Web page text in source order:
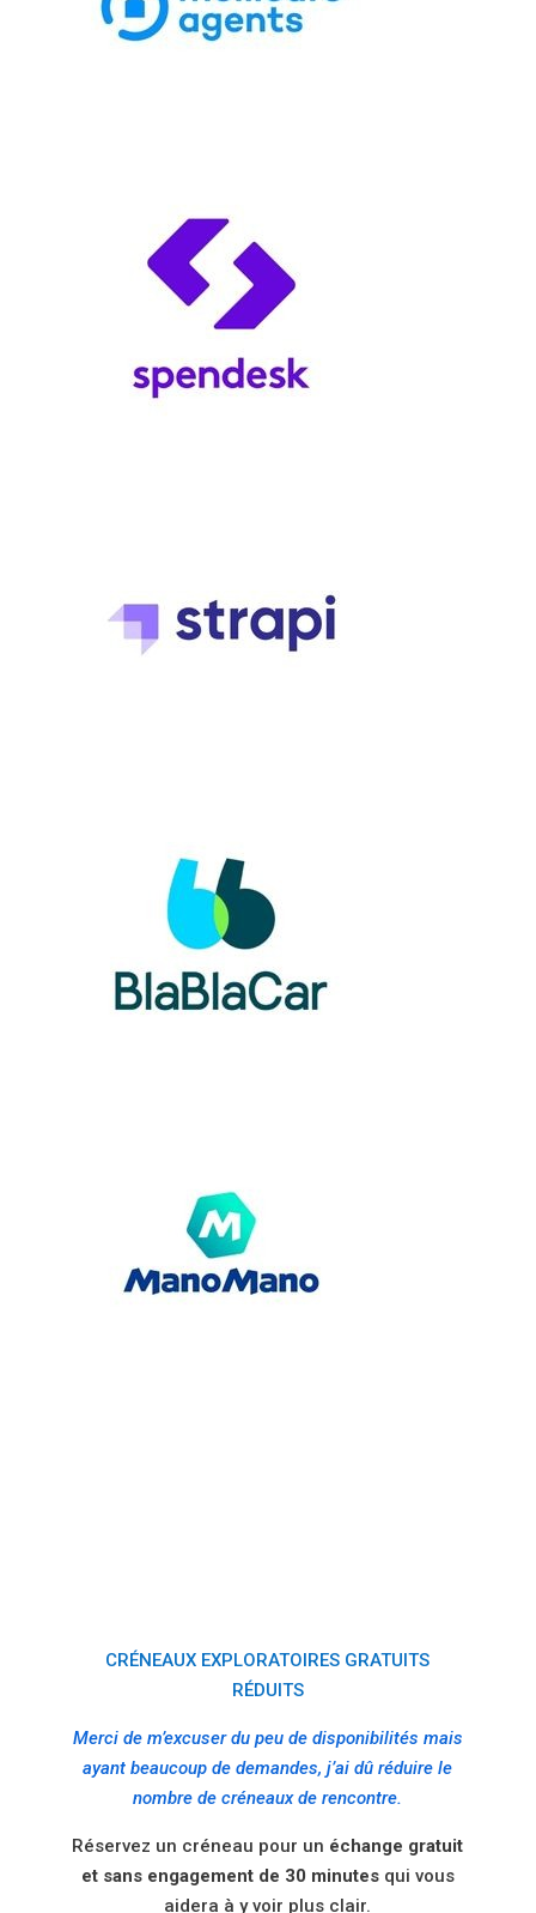
CRÉNEAUX EXPLORATOIRES GRATUITS
RÉDUITS
Merci de m’excuser du peu de disponibilités mais
ayant beaucoup de demandes, j’ai dû réduire le
nombre de créneaux de rencontre.
Réservez un créneau pour un échange gratuit
et sans engagement de 30 minutes qui vous
aidera à y voir plus clair.